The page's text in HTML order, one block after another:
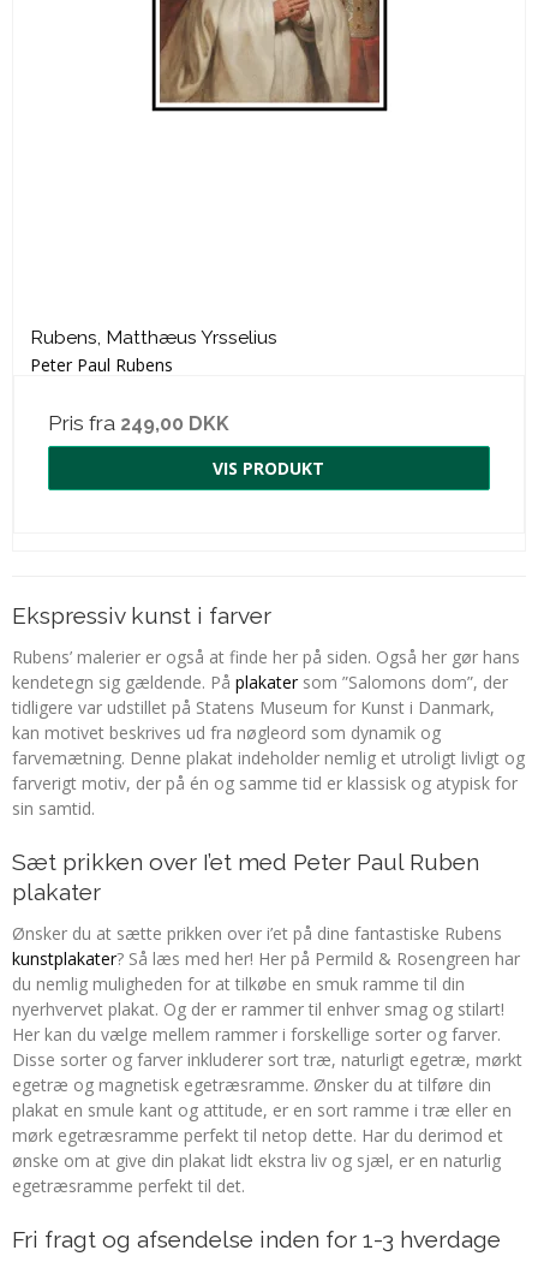
Rubens, Matthæus Yrsselius
Peter Paul Rubens
Pris fra 249,00 DKK
VIS PRODUKT
Ekspressiv kunst i farver
Rubens’ malerier er også at finde her på siden. Også her gør hans
kendetegn sig gældende. På plakatersom ”Salomons dom”, der
tidligere var udstillet på Statens Museum for Kunst i Danmark,
kan motivet beskrives ud fra nøgleord som dynamik og
farvemætning. Denne plakat indeholder nemlig et utroligt livligt og
farverigt motiv, der på én og samme tid er klassisk og atypisk for
sin samtid.
Sæt prikken over I’et med Peter Paul Ruben
plakater
Ønsker du at sætte prikken over i’et på dine fantastiske Rubens
kunstplakater? Så læs med her! Her på Permild & Rosengreen har
du nemlig muligheden for at tilkøbe en smuk ramme til din
nyerhvervet plakat. Og der er rammer til enhver smag og stilart!
Her kan du vælge mellem rammer i forskellige sorter og farver.
Disse sorter og farver inkluderer sort træ, naturligt egetræ, mørkt
egetræ og magnetisk egetræsramme. Ønsker du at tilføre din
plakat en smule kant og attitude, er en sort ramme i træ eller en
mørk egetræsramme perfekt til netop dette. Har du derimod et
ønske om at give din plakat lidt ekstra liv og sjæl, er en naturlig
egetræsramme perfekt til det.
Fri fragt og afsendelse inden for 1-3 hverdage